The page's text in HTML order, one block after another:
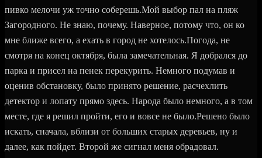
пивко мелочи уж точно соберешь.Мой выбор пал на пляж
Загородного. Не знаю, почему. Наверное, потому что, он ко
мне ближе всего, а ехать в город не хотелось.Погода, не
смотря на конец октября, была замечательная. Я добрался до
парка и присел на пенек перекурить. Немного подумав и
оценив обстановку, было принято решение, расчехлить
детектор и лопату прямо здесь. Народа было немного, а в том
месте, где я решил пройти, его и вовсе не было.Решено было
искать, сначала, вблизи от больших старых деревьев, ну и
далее, как пойдет. Второй же сигнал меня обрадовал.